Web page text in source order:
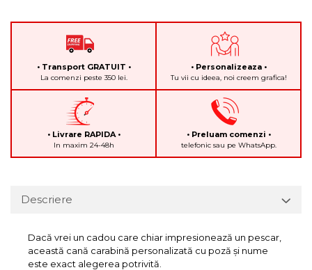
• Transport GRATUIT •
La comenzi peste 350 lei.
• Personalizeaza •
Tu vii cu ideea, noi creem grafica!
• Livrare RAPIDA •
In maxim 24-48h
• Preluam comenzi •
telefonic sau pe WhatsApp.
Descriere
Dacă vrei un cadou care chiar impresionează un pescar,
această cană carabină personalizată cu poză și nume
este exact alegerea potrivită.